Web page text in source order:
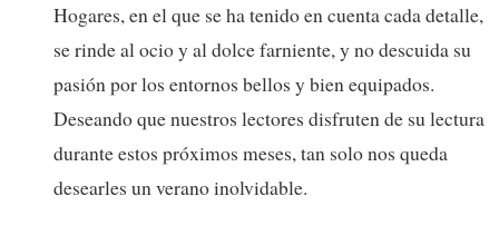
Hogares, en el que se ha tenido en cuenta cada detalle,
se rinde al ocio y al dolce farniente, y no descuida su
pasión por los entornos bellos y bien equipados.
Deseando que nuestros lectores disfruten de su lectura
durante estos próximos meses, tan solo nos queda
desearles un verano inolvidable.